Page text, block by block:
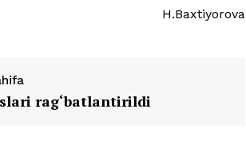
H.Baxtiyorova
rag‘batlantirildi